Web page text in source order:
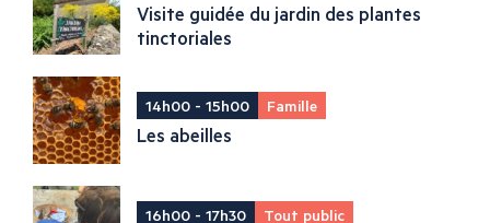
Visite guidée du jardin des plantes
tinctoriales
14h00 - 15h00 Famille
Les abeilles
16h00 - 17h30 Tout public